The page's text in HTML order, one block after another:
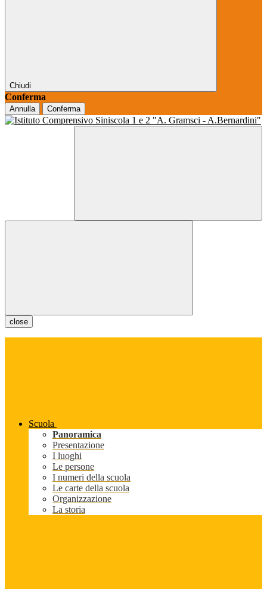
Chiudi
Conferma
Annulla Conferma
close
Scuola
Panoramica
Presentazione
I luoghi
Le persone
I numeri della scuola
Le carte della scuola
Organizzazione
La storia